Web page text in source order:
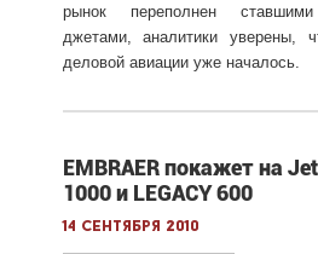
рынок переполнен ставшими
джетами, аналитики уверены,
деловой авиации уже началось.
EMBRAER покажет на
1000 и LEGACY 600
14 сентября 2010